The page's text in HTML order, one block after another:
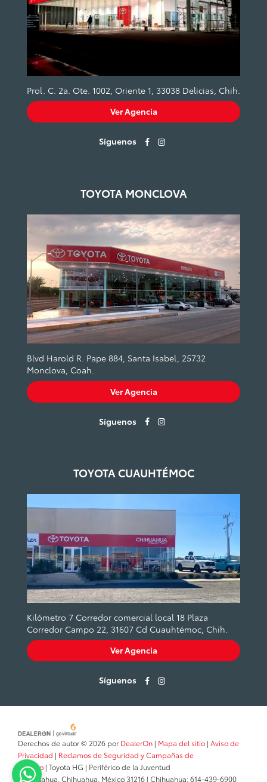
Prol. C. 2a. Ote. 1002, Oriente 1, 33038 Delicias, Chih.
Ver Agencia
Síguenos
TOYOTA MONCLOVA
Blvd Harold R. Pape 884, Santa Isabel, 25732
Monclova, Coah.
Ver Agencia
Síguenos
TOYOTA CUAUHTÉMOC
Kilómetro 7 Corredor comercial local 18 Plaza
Corredor Campo 22, 31607 Cd Cuauhtémoc, Chih.
Ver Agencia
Síguenos
Derechos de autor © 2026 porDealerOn | Mapa del sitio | Aviso de
Privacidad | Reclamos de Seguridad y Campañas de
Servicio | Toyota HG | Periférico de la Juventud
Chihuahua, Chihuahua, México31216 | Chihuahua:614-439-6900